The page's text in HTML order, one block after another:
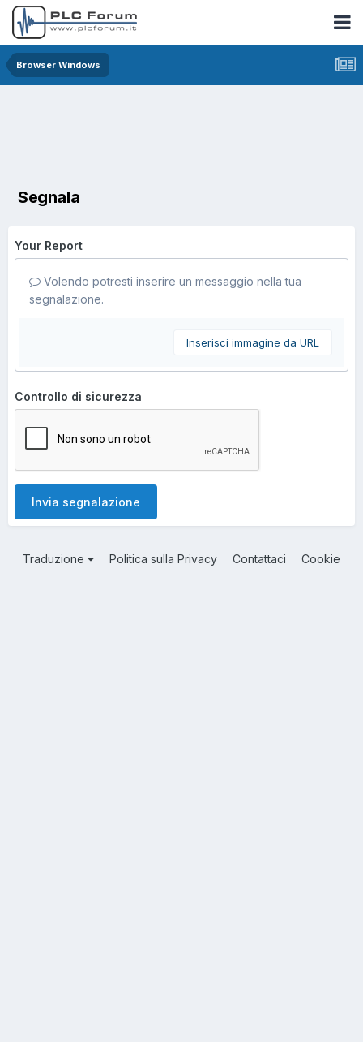
Browser Windows
Segnala
Your Report
Volendo potresti inserire un messaggio nella tua
segnalazione.
Inserisci immagine da URL
Controllo di sicurezza
Invia segnalazione
Traduzione Politica sulla Privacy Contattaci Cookie